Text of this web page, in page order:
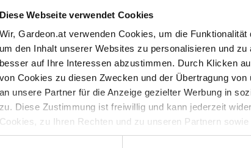
Diese Webseite verwendet Cookies
Wir, Gardeon.at verwenden Cookies, um die
um den Inhalt unserer Websites zu personalisieren und
besser auf Ihre Interessen abzustimmen. Durch Klicken
von Cookies zu diesen Zwecken und der Übertragung
an unsere Partner für die Anzeige gezielter Werbung in
zu. Diese Zustimmung ist freiwillig und kann jederzeit
Cookies, zu Ihren Rechten und zu unseren Partnern
zuzustimmen, finden Sie unter dem Link
der Bauwerke Garagen für 1